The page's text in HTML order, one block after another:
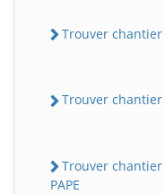
Trouver chantier
Trouver chantier
Trouver chantier
PAPE